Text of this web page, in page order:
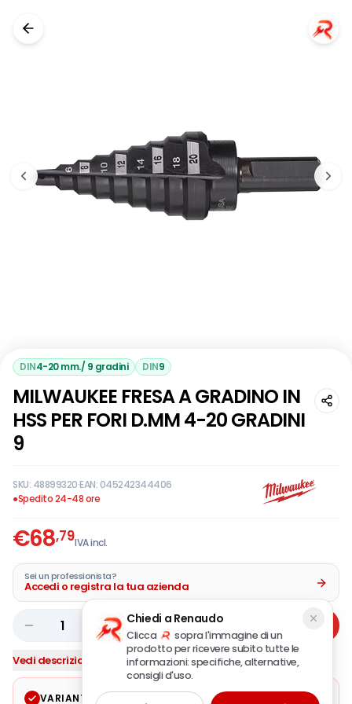
DIN4-20 mm./ 9 gradini DIN9
MILWAUKEE FRESA A GRADINO IN
HSS PER FORI D.MM 4-20 GRADINI
9
SKU: 48899320·EAN:045242344406
●Spedito 24-48 ore
€68,79IVA incl.
Sei un professionista?
Accedi o registra la tua azienda
1 Aggiungi
Vedi descrizione completa
VARIANTE SELEZIONATA Modifica
Chiedi a Renaudo
Clicca
sopra l'immagine di un
prodotto per ricevere subito tutte le
informazioni: specifiche, alternative,
consigli d'uso.